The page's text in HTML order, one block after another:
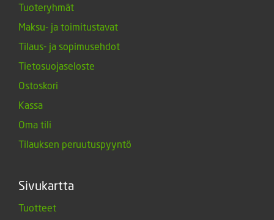
Tuoteryhmät
Maksu- ja toimitustavat
Tilaus- ja sopimusehdot
Tietosuojaseloste
Ostoskori
Kassa
Oma tili
Tilauksen peruutuspyyntö
Sivukartta
Tuotteet